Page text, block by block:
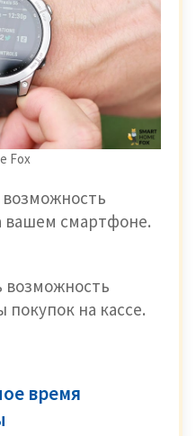
Fox
возможность
вашем смартфоне.
возможность
покупок на кассе.
время